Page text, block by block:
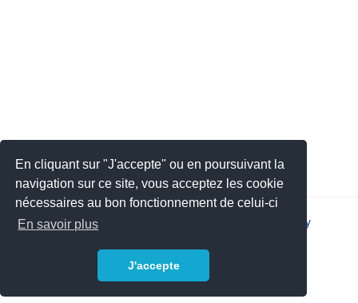
En cliquant sur "J'accepte" ou en poursuivant la
navigation sur ce site, vous acceptez les cookie
nécessaires au bon fonctionnement de celui-ci
En savoir plus
J'accepte
2026 © JSYS | Privacy policy